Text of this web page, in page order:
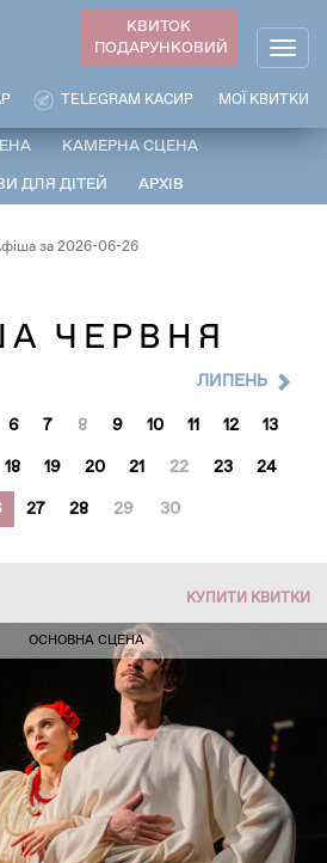
КВИТОК
ПОДАРУНКОВИЙ
МОЇ КВИТКИ
TELEGRAM КАСИР
КАМЕРНА СЦЕНА
ДЛЯ ДІТЕЙ АРХІВ
за 2026-06-26
ЧЕРВНЯ
6 7 8 9 10 11 12 13
18 19 20 21 22 23 24
27 28 29 30
ЛИПЕНЬ
КУПИТИ КВИТКИ
ОСНОВНА СЦЕНА